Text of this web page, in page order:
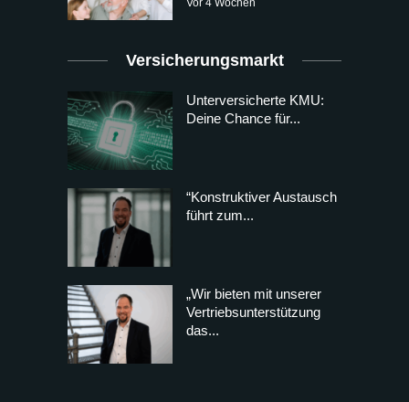
Vor 4 Wochen
Versicherungsmarkt
Unterversicherte KMU:
Deine Chance für...
“Konstruktiver Austausch
führt zum...
„Wir bieten mit unserer
Vertriebsunterstützung
das...